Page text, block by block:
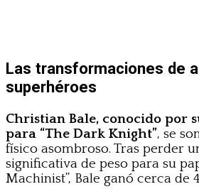
Las transformaciones de
superhéroes
Christian Bale, conocido por
para “The Dark Knight”, se
físico asombroso. Tras perder
significativa de peso para su
Machinist”, Bale ganó cerca de